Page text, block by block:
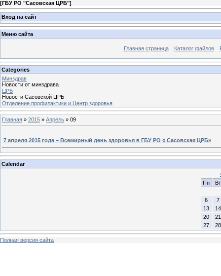
[ГБУ РО "Сасовская ЦРБ"]
Вход на сайт
Меню сайта
Главная страница Каталог файлов
Categories
Минздрав
Новости от минздрава
ЦРБ
Новости Сасовской ЦРБ
Отделение профилактики и Центр здоровья
Главная » 2015 » Апрель » 09
7 апреля 2015 года – Всемирный день здоровья в ГБУ РО « Сасовская ЦРБ»
Calendar
Пн
Вт
6
7
13
14
20
21
27
28
Полная версия сайта